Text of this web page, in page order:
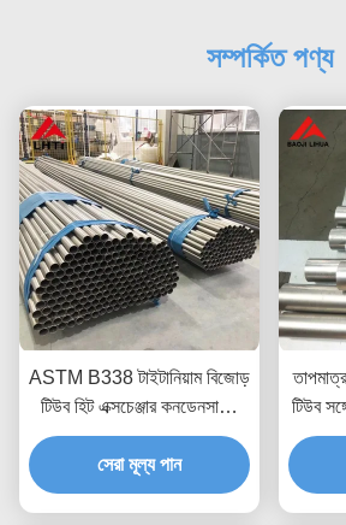
সম্পর্কিত পণ্য
ASTM B338 টাইটানিয়াম বিজোড়
টিউব হিট এক্সচেঞ্জার কনডেনসারের
জন্য 19 মিমি
সেরা মূল্য পান
টিউব
GR1